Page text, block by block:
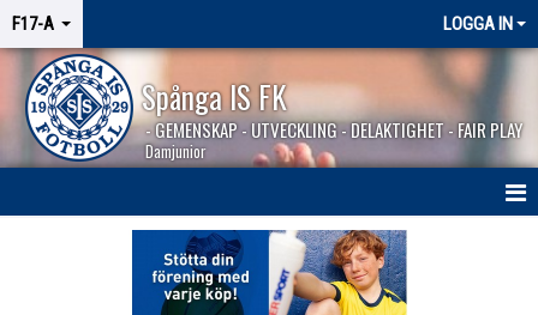
F17-A LOGGA IN
Spånga IS FK
- GEMENSKAP - UTVECKLING - DELAKTIGHET - FAIR PLAY
Damjunior